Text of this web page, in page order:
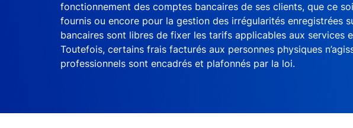
fonctionnement des comptes bancaires de ses clients, que ce
fournis ou encore pour la gestion des irrégularités enregistrées
bancaires sont libres de fixer les tarifs applicables aux services
Toutefois, certains frais facturés aux personnes physiques
professionnels sont encadrés et plafonnés par la loi.